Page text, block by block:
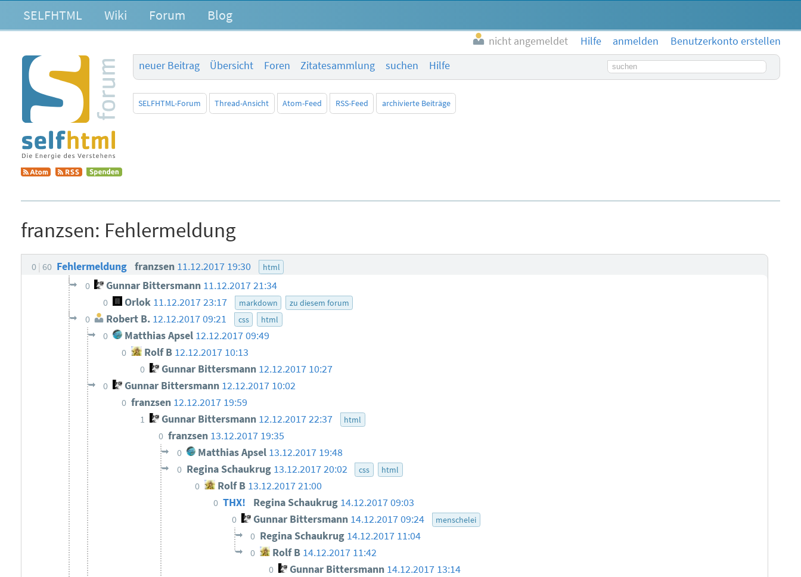
SELFHTML Wiki Forum Blog
nicht angemeldet Hilfe anmelden
Benutzerkonto erstellen
neuer Beitrag
Übersicht Foren Zitatesammlung suchen Hilfe Suchbegriff
SELFHTML-Forum Thread-Ansicht Atom-Feed RSS-Feed archivierte Beiträge
franzsen: Fehlermeldung
0 60 Fehlermeldung franzsen 11.12.2017 19:30 html
0 Gunnar Bittersmann 11.12.2017 21:34
0 Orlok 11.12.2017 23:17 markdown zu diesem forum
0 Robert B. 12.12.2017 09:21 css html
0 Matthias Apsel 12.12.2017 09:49
0 Rolf B 12.12.2017 10:13
0 Gunnar Bittersmann 12.12.2017 10:27
0 Gunnar Bittersmann 12.12.2017 10:02
0 franzsen 12.12.2017 19:59
1 Gunnar Bittersmann 12.12.2017 22:37 html
0 franzsen 13.12.2017 19:35
0 Matthias Apsel 13.12.2017 19:48
0 Regina Schaukrug 13.12.2017 20:02 css html
0 Rolf B 13.12.2017 21:00
0 THX! Regina Schaukrug 14.12.2017 09:03
0 Gunnar Bittersmann 14.12.2017 09:24 menschelei
0 Regina Schaukrug 14.12.2017 11:04
0 Rolf B 14.12.2017 11:42
0 Gunnar Bittersmann 14.12.2017 13:14